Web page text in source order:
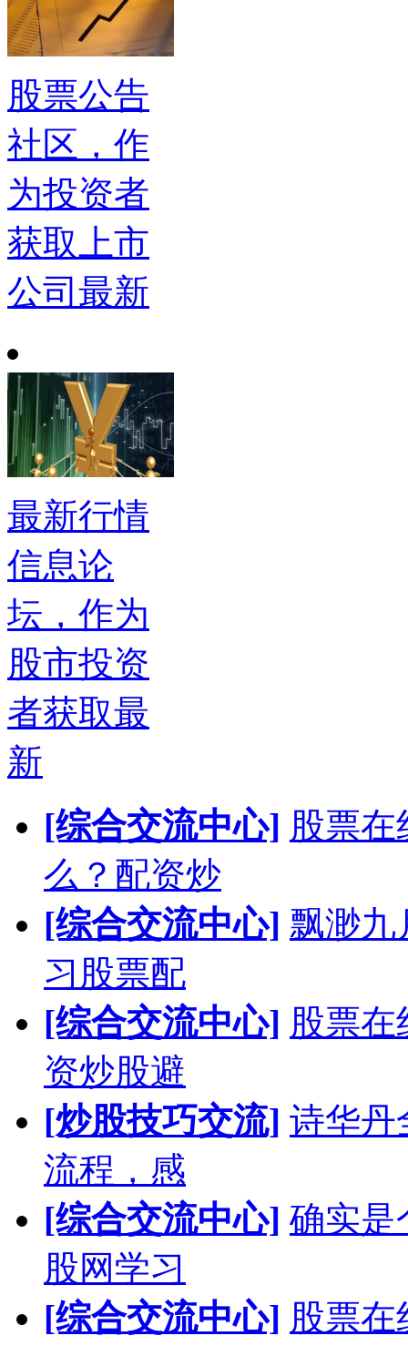
股票公告
社区，作
为投资者
获取上市
公司最新
最新行情
信息论
坛，作为
股市投资
者获取最
新
[综合交流中心] 股票
么？配资炒
[综合交流中心] 飘渺九
习股票配
[综合交流中心] 股票
资炒股避
[炒股技巧交流] 诗华丹
流程，感
[综合交流中心] 确实是
股网学习
[综合交流中心] 股票